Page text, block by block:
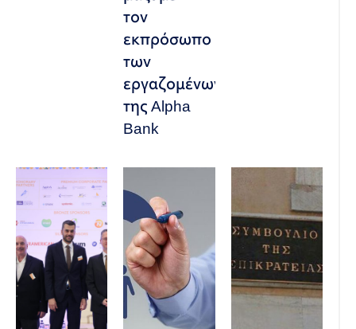
τον
εκπρόσωπο
των
εργαζομένων
της Alpha
Bank